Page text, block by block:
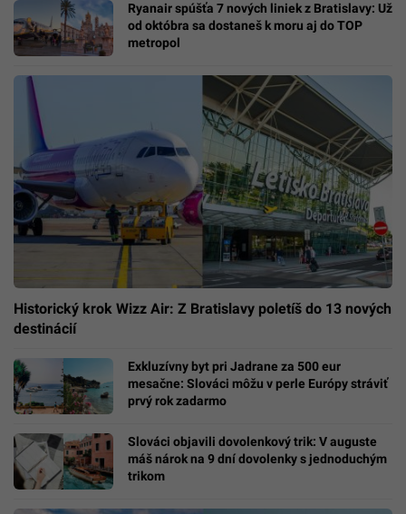
Ryanair spúšťa 7 nových liniek z Bratislavy: Už
od októbra sa dostaneš k moru aj do TOP
metropol
Historický krok Wizz Air: Z Bratislavy poletíš do 13 nových
destinácií
Exkluzívny byt pri Jadrane za 500 eur
mesačne: Slováci môžu v perle Európy stráviť
prvý rok zadarmo
Slováci objavili dovolenkový trik: V auguste
máš nárok na 9 dní dovolenky s jednoduchým
trikom